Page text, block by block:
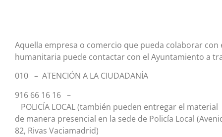
Aquella empresa o comercio que pueda colaborar con
humanitaria puede contactar con el Ayuntamiento a
010 – ATENCIÓN A LA CIUDADANÍA
916 66 16 16 –
POLICÍA LOCAL (también pueden entregar el material
de manera presencial en la sede de Policía Local
82, Rivas Vaciamadrid)